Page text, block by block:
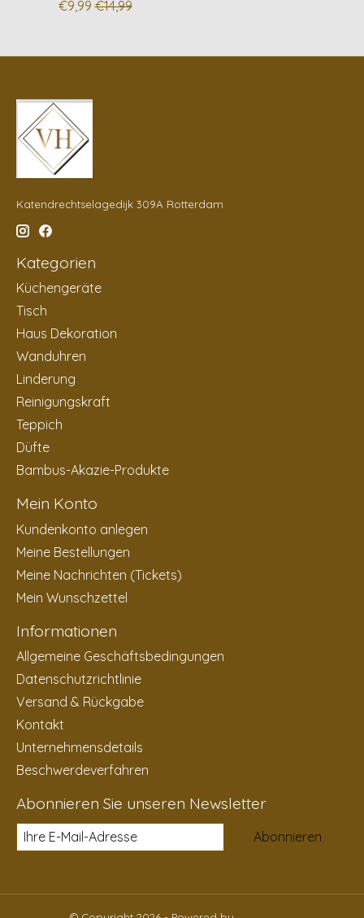
€9,99 €14,99
Katendrechtselagedijk 309A Rotterdam
Kategorien
Küchengeräte
Tisch
Haus Dekoration
Wanduhren
Linderung
Reinigungskraft
Teppich
Düfte
Bambus-Akazie-Produkte
Mein Konto
Kundenkonto anlegen
Meine Bestellungen
Meine Nachrichten (Tickets)
Mein Wunschzettel
Informationen
Allgemeine Geschäftsbedingungen
Datenschutzrichtlinie
Versand & Rückgabe
Kontakt
Unternehmensdetails
Beschwerdeverfahren
Abonnieren Sie unseren Newsletter
Abonnieren